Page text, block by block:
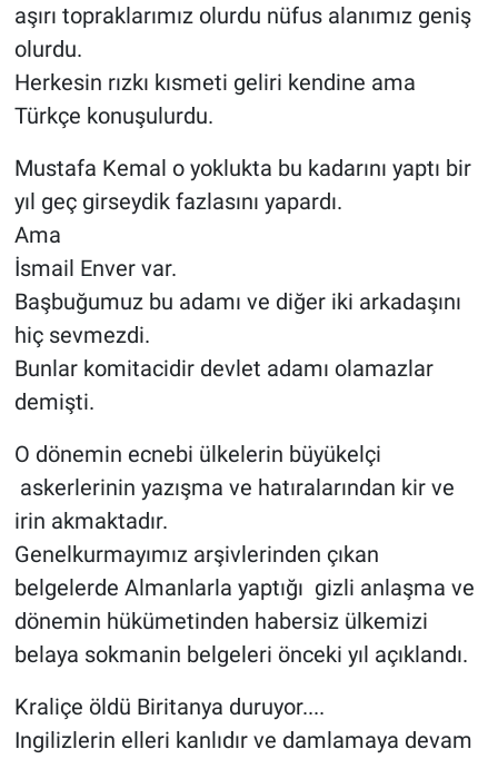
aşırı topraklarımız olurdu nüfus alanımız geniş
olurdu.
Herkesin rızkı kısmeti geliri kendine ama
Türkçe konuşulurdu.
Mustafa Kemal o yoklukta bu kadarını yaptı bir
yıl geç girseydik fazlasını yapardı.
Ama
İsmail Enver var.
Başbuğumuz bu adamı ve diğer iki arkadaşını
hiç sevmezdi.
Bunlar komitacidir devlet adamı olamazlar
demişti.
O dönemin ecnebi ülkelerin büyükelçi
askerlerinin yazışma ve hatıralarından kir ve
irin akmaktadır.
Genelkurmayımız arşivlerinden çıkan
belgelerde Almanlarla yaptığı gizli anlaşma ve
dönemin hükümetinden habersiz ülkemizi
belaya sokmanin belgeleri önceki yıl açıklandı.
Kraliçe öldü Biritanya duruyor....
Ingilizlerin elleri kanlıdır ve damlamaya devam